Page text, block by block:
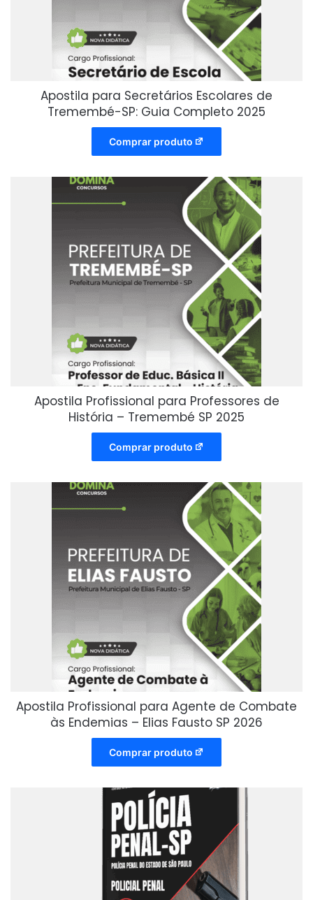
Apostila para Secretários Escolares de
Tremembé-SP: Guia Completo 2025
Comprar produto
Apostila Profissional para Professores de
História – Tremembé SP 2025
Comprar produto
Apostila Profissional para Agente de Combate
às Endemias – Elias Fausto SP 2026
Comprar produto